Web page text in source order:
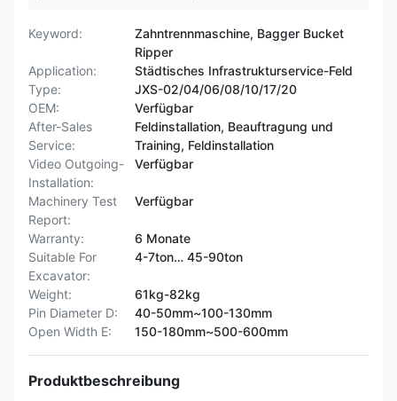
Keyword:
Zahntrennmaschine, Bagger Bucket
Ripper
Application:
Städtisches Infrastrukturservice-Feld
Type:
JXS-02/04/06/08/10/17/20
OEM:
Verfügbar
After-Sales
Service:
Feldinstallation, Beauftragung und
Training, Feldinstallation
Video Outgoing-
Installation:
Verfügbar
Machinery Test
Report:
Verfügbar
Warranty:
6 Monate
Suitable For
Excavator:
4-7ton… 45-90ton
Weight:
61kg-82kg
Pin Diameter D:
40-50mm~100-130mm
Open Width E:
150-180mm~500-600mm
Produktbeschreibung